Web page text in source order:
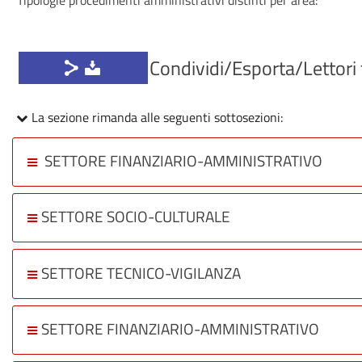
Condividi/Esporta/Lettori
La sezione rimanda alle seguenti sottosezioni:
SETTORE FINANZIARIO-AMMINISTRATIVO
SETTORE SOCIO-CULTURALE
SETTORE TECNICO-VIGILANZA
SETTORE FINANZIARIO-AMMINISTRATIVO